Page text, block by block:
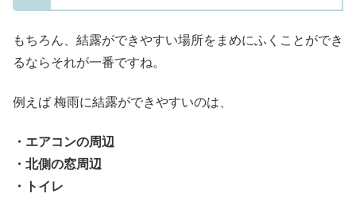
もちろん、結露ができやすい場所をまめにふくことができ
るならそれが一番ですね。
例えば 梅雨に結露ができやすいのは、
・エアコンの周辺
・北側の窓周辺
・トイレ